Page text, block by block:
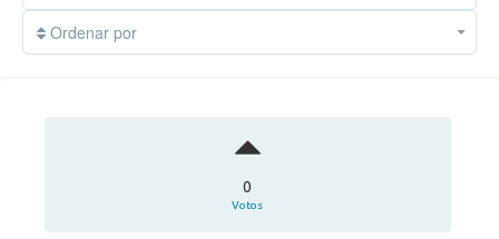
Ordenar por
0
Votos